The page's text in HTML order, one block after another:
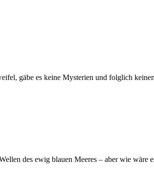
gäbe es keine Mysterien und folglich
des ewig blauen Meeres – aber wie wäre